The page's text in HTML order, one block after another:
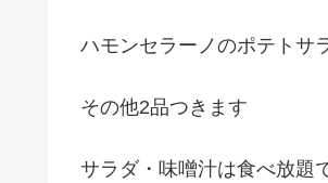
ハモンセラーノのポテトサ
その他2品つきます
サラダ・味噌汁は食べ放題